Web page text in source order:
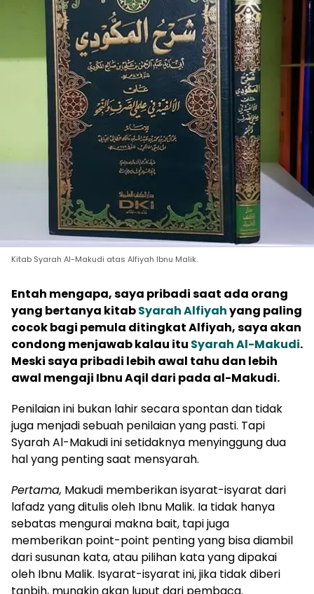
Kitab Syarah Al-Makudi atas Alfiyah Ibnu Malik.
Entah mengapa, saya pribadi saat ada orang
yang bertanya kitabSyarah Alfiyahyang paling
cocok bagi pemula ditingkat Alfiyah, saya akan
condong menjawab kalau itu Syarah Al-Makudi.
Meski saya pribadi lebih awal tahu dan lebih
awal mengaji Ibnu Aqil dari pada al-Makudi.
Penilaian ini bukan lahir secara spontan dan tidak
juga menjadi sebuah penilaian yang pasti. Tapi
Syarah Al-Makudi ini setidaknya menyinggung dua
hal yang penting saat mensyarah.
Pertama, Makudi memberikan isyarat-isyarat dari
lafadz yang ditulis oleh Ibnu Malik. Ia tidak hanya
sebatas mengurai makna bait, tapi juga
memberikan point-point penting yang bisa diambil
dari susunan kata, atau pilihan kata yang dipakai
oleh Ibnu Malik. Isyarat-isyarat ini, jika tidak diberi
tanbih, mungkin akan luput dari pembaca.